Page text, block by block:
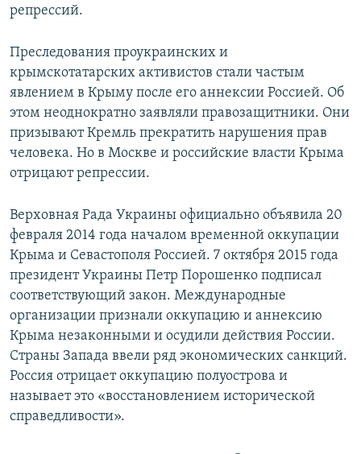
репрессий.
Преследования проукраинских и
крымскотатарских активистов стали частым
явлением в Крыму после его аннексии Россией. Об
этом неоднократно заявляли правозащитники. Они
призывают Кремль прекратить нарушения прав
человека. Но в Москве и российские власти Крыма
отрицают репрессии.
Верховная Рада Украины официально объявила 20
февраля 2014 года началом временной оккупации
Крыма и Севастополя Россией. 7 октября 2015 года
президент Украины Петр Порошенко подписал
соответствующий закон. Международные
организации признали оккупацию и аннексию
Крыма незаконными и осудили действия России.
Страны Запада ввели ряд экономических санкций.
Россия отрицает оккупацию полуострова и
называет это «восстановлением исторической
справедливости».